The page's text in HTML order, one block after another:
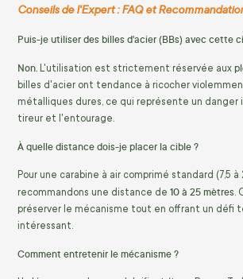
Conseils de l'Expert : FAQ et
Puis-je utiliser des billes d'acier (BBs) avec cette
Non. L'utilisation est strictement réservée aux
billes d'acier ont tendance à ricocher
métalliques dures, ce qui représente un danger
tireur et l'entourage.
À quelle distance dois-je placer la cible ?
Pour une carabine à air comprimé standard (7,5 à
recommandons une distance de 10 à 25 mètres.
préserver le mécanisme tout en offrant un défi
intéressant.
Comment entretenir le mécanisme ?